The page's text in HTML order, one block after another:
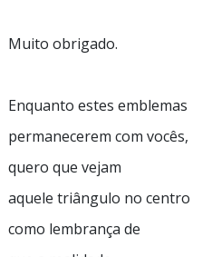
Muito obrigado.
Enquanto estes emblemas
permanecerem com vocês,
quero que vejam
aquele triângulo no centro
como lembrança de